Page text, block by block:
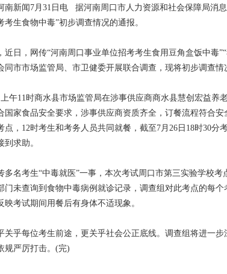
闻7月31日电 据河南周口市人力资源和社会保障局消息
考生食物中毒”初步调查情况的通报。
，网传“河南周口事业单位招考考生食用豆角盒饭中毒
同市市场监管局、市卫健委开展联合调查，现将初步调查情
11时商水县市场监管局在涉事供应商商水县慧创宏益养
国家食品安全要求，涉事供应商资质齐全，订餐流程符合
点，12时考生和考务人员共同就餐，截至7月26日18时30分
到求助。
考生“中毒就医”一事，本次考试周口市第三实验学校考
门未查询到食物中毒病例就诊记录，调查组对此考点的每
映考试期间用餐后有身体不适现象。
每位考生前途，更关乎社会公正底线。调查组将进一步
规严厉打击。(完)